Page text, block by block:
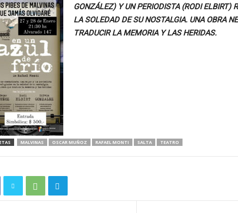
GONZÁLEZ) Y UN PERIODISTA (RODI ELBIRT)
LA SOLEDAD DE SU NOSTALGIA. UNA OBRA
TRADUCIR LA MEMORIA Y LAS HERIDAS.
MALVINAS OSCAR MUÑOZ RAFAEL MONTI SALTA TEATRO